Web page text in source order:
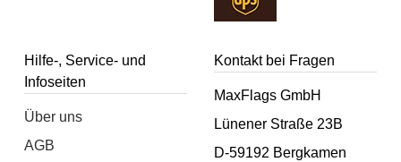
Hilfe-, Service- und
Infoseiten
Über uns
AGB
Kontakt bei Fragen
MaxFlags GmbH
Lünener Straße 23B
D-59192 Bergkamen